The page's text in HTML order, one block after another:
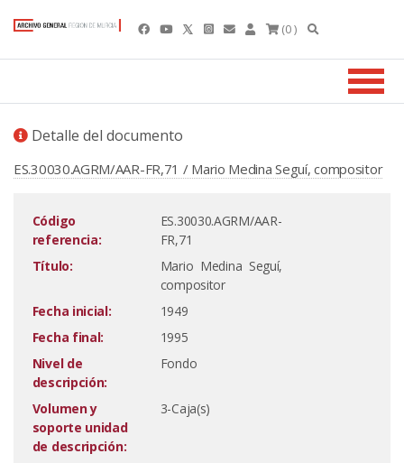
(0 )
Detalle del documento
ES.30030.AGRM/AAR-FR,71 / Mario Medina Seguí, compositor
Código
referencia:
ES.30030.AGRM/AAR-
FR,71
Título:
Mario Medina Seguí,
compositor
Fecha inicial:
1949
Fecha final:
1995
Nivel de
descripción:
Fondo
Volumen y
soporte unidad
de descripción:
3-Caja(s)